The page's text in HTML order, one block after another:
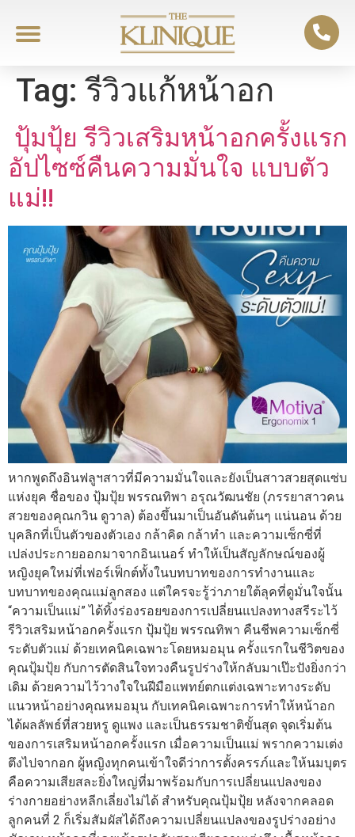
Tag:รีวิวแก้หน้าอก
ปุ้มปุ้ย รีวิวเสริมหน้าอกครั้งแรก
อัปไซซ์คืนความมั่นใจ แบบตัว
แม่!!
หากพูดถึงอินฟลูฯสาวที่มีความมั่นใจและยังเป็นสาวสวยสุดแซ่บ
แห่งยุค ชื่อของ ปุ้มปุ้ย พรรณทิพา อรุณวัฒนชัย (ภรรยาสาวคน
สวยของคุณกวิน ดูวาล) ต้องขึ้นมาเป็นอันดันต้นๆ แน่นอน ด้วย
บุคลิกที่เป็นตัวของตัวเอง กล้าคิด กล้าทำ และความเซ็กซี่ที่
เปล่งประกายออกมาจากอินเนอร์ ทำให้เป็นสัญลักษณ์ของผู้
หญิงยุคใหม่ที่เฟอร์เฟ็กต์ทั้งในบทบาทของการทำงานและ
บทบาทของคุณแม่ลูกสอง แต่ใครจะรู้ว่าภายใต้ลุคที่ดูมั่นใจนั้น
“ความเป็นแม่” ได้ทิ้งร่องรอยของการเปลี่ยนแปลงทางสรีระไว้
รีวิวเสริมหน้าอกครั้งแรก ปุ้มปุ้ย พรรณทิพา คืนชีพความเซ็กซี่
ระดับตัวแม่ ด้วยเทคนิคเฉพาะโดยหมอมุน ครั้งแรกในชีวิตของ
คุณปุ้มปุ้ย กับการตัดสินใจทวงคืนรูปร่างให้กลับมาเป๊ะปังยิ่งกว่า
เดิม ด้วยความไว้วางใจในฝีมือแพทย์ตกแต่งเฉพาะทางระดับ
แนวหน้าอย่างคุณหมอมุน กับเทคนิคเฉพาะการทำให้หน้าอก
ได้ผลลัพธ์ที่สวยหรู ดูแพง และเป็นธรรมชาติขั้นสุด จุดเริ่มต้น
ของการเสริมหน้าอกครั้งแรก เมื่อความเป็นแม่ พรากความเต่ง
ตึงไปจากอก ผู้หญิงทุกคนเข้าใจดีว่าการตั้งครรภ์และให้นมบุตร
คือความเสียสละยิ่งใหญ่ที่มาพร้อมกับการเปลี่ยนแปลงของ
ร่างกายอย่างหลีกเลี่ยงไม่ได้ สำหรับคุณปุ้มปุ้ย หลังจากคลอด
ลูกคนที่ 2 ก็เริ่มสัมผัสได้ถึงความเปลี่ยนแปลงของรูปร่างอย่าง